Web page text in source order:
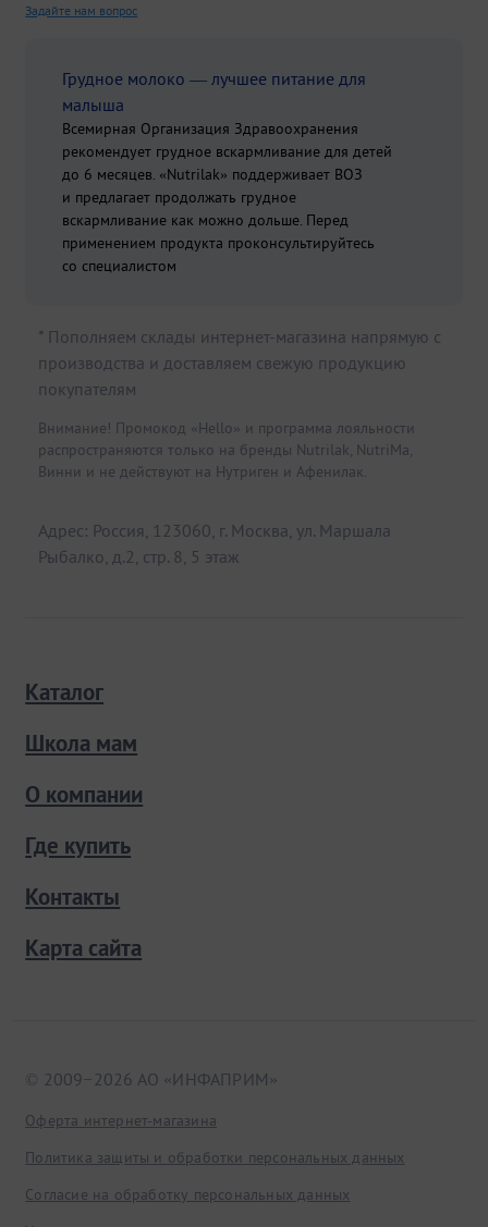
Задайте нам вопрос
Грудное молоко — лучшее питание для
малыша
Всемирная Организация Здравоохранения
рекомендует грудное вскармливание для детей
до 6 месяцев. «Nutrilak» поддерживает ВОЗ
и предлагает продолжать грудное
вскармливание как можно дольше. Перед
применением продукта проконсультируйтесь
со специалистом
* Пополняем склады интернет-магазина напрямую с
производства и доставляем свежую продукцию
покупателям
Внимание! Промокод «Hello» и программа лояльности
распространяются только на бренды Nutrilak, NutriMa,
Винни и не действуют на Нутриген и Афенилак.
Адрес: Россия, 123060, г. Москва, ул. Маршала
Рыбалко, д.2, стр. 8, 5 этаж
Каталог
Школа мам
О компании
Где купить
Контакты
Карта сайта
© 2009−2026 АО «ИНФАПРИМ»
Оферта интернет-магазина
Политика защиты и обработки персональных данных
Согласие на обработку персональных данных